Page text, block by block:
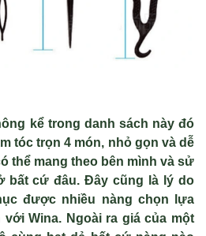
kể trong danh sách này đó
tóc trọn 4 món, nhỏ gọn và dễ
thể mang theo bên mình và sử
bất cứ đâu. Đây cũng là lý do
được nhiều nàng chọn lựa
Wina. Ngoài ra giá của một